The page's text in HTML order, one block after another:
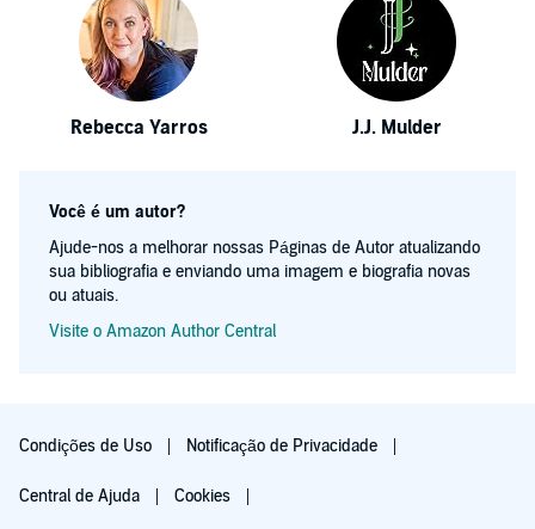
Rebecca Yarros J.J. Mulder
Você é um autor?
Ajude-nos a melhorar nossas Páginas de Autor atualizando
sua bibliografia e enviando uma imagem e biografia novas
ou atuais.
Visite o Amazon Author Central
Condições de Uso Notificação de Privacidade
Central de Ajuda Cookies